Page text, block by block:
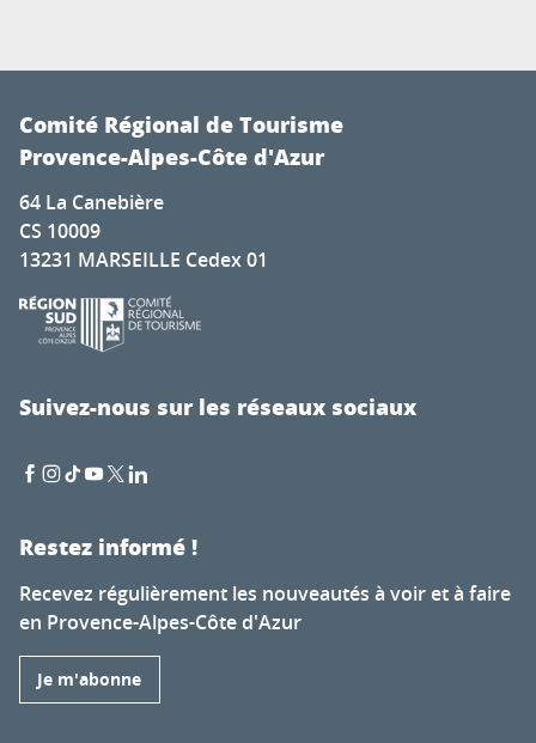
Comité Régional de Tourisme
Provence-Alpes-Côte d'Azur
64 La Canebière
CS 10009
13231 MARSEILLE Cedex 01
Suivez-nous sur les réseaux sociaux
Restez informé !
Recevez régulièrement les nouveautés à voir et à faire
en Provence-Alpes-Côte d'Azur
Je m'abonne